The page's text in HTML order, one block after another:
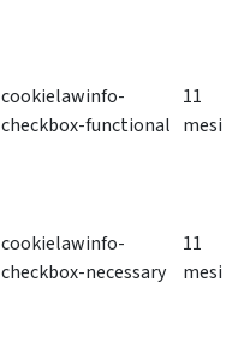
cookielawinfo-
checkbox-functional
11
mesi
cookielawinfo-
checkbox-necessary
11
mesi